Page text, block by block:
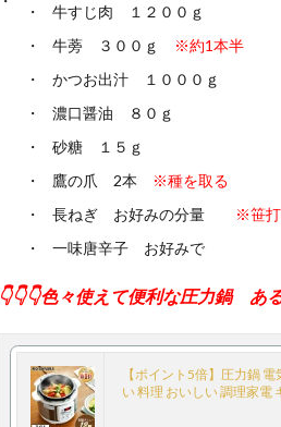
牛すじ肉 １２００ｇ
牛蒡 ３００ｇ
※約1本半
かつお出汁 １０００ｇ
濃口醤油 ８０ｇ
砂糖 １５ｇ
鷹の爪 2本
※種を取る
長ねぎ お好みの分量
※笹
一味唐辛子 お好みで
👇👇👇色々使えて便利な圧力鍋 あ
【ポイント5倍】圧力鍋
い 料理 おいしい 調理家電